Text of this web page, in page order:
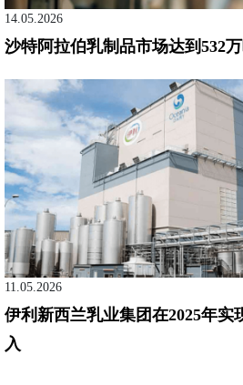
14.05.2026
沙特阿拉伯乳制品市场达到532
11.05.2026
伊利新西兰乳业集团在2025年实
入